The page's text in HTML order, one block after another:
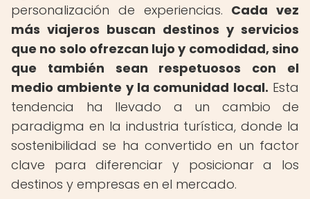
personalización de experiencias. Cada vez
más viajeros buscan destinos y servicios
que no solo ofrezcan lujo y comodidad, sino
que también sean respetuosos con el
medio ambiente y la comunidad local. Esta
tendencia ha llevado a un cambio de
paradigma en la industria turística, donde la
sostenibilidad se ha convertido en un factor
clave para diferenciar y posicionar a los
destinos y empresas en el mercado.